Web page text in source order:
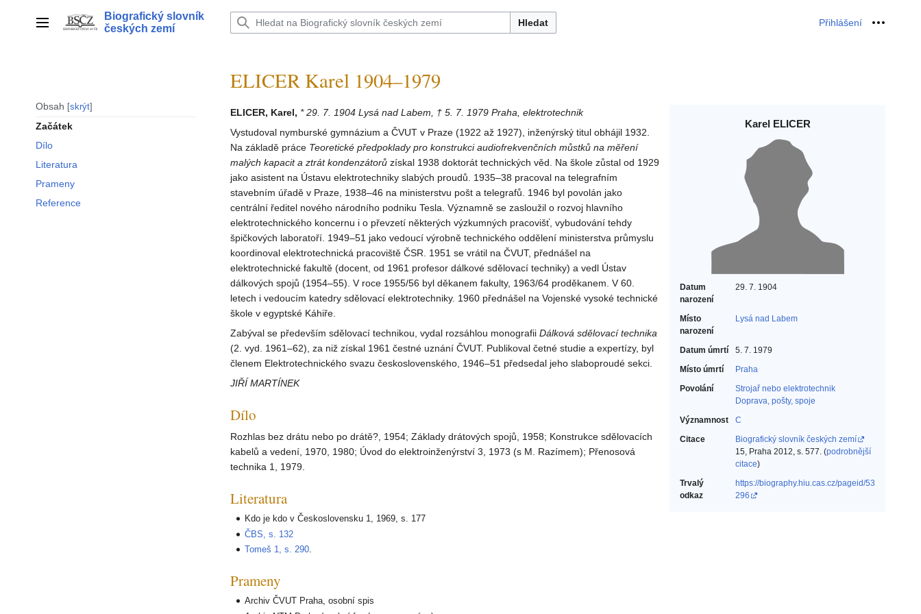
Hlavní menu
Biografický slovník
českých zemí
Hledat Přihlášení Osobní
Obsah skrýt
Začátek
Dílo
Literatura
Prameny
Reference
ELICER Karel 1904–1979
Karel ELICER
Datum
narození
29. 7. 1904
Místo
narození
Lysá nad Labem
Datum úmrtí
5. 7. 1979
Místo úmrtí
Praha
Povolání
Strojař nebo elektrotechnik‎
Doprava, pošty, spoje‎
Významnost
C
Citace
Biografický slovník českých zemí
15, Praha 2012, s. 577. (podrobnější
citace)
Trvalý
odkaz
https://biography.hiu.cas.cz/pageid/53
296
ELICER, Karel, * 29. 7. 1904 Lysá nad Labem, † 5. 7. 1979 Praha, elektrotechnik
Vystudoval nymburské gymnázium a ČVUT v Praze (1922 až 1927), inženýrský titul obhájil 1932.
Na základě práce Teoretické předpoklady pro konstrukci audiofrekvenčních můstků na měření
malých kapacit a ztrát kondenzátorů získal 1938 doktorát technických věd. Na škole zůstal od 1929
jako asistent na Ústavu elektrotechniky slabých proudů. 1935–38 pracoval na telegrafním
stavebním úřadě v Praze, 1938–46 na ministerstvu pošt a telegrafů. 1946 byl povolán jako
centrální ředitel nového národního podniku Tesla. Významně se zasloužil o rozvoj hlavního
elektrotechnického koncernu i o převzetí některých výzkumných pracovišť, vybudování tehdy
špičkových laboratoří. 1949–51 jako vedoucí výrobně technického oddělení ministerstva průmyslu
koordinoval elektrotechnická pracoviště ČSR. 1951 se vrátil na ČVUT, přednášel na
elektrotechnické fakultě (docent, od 1961 profesor dálkové sdělovací techniky) a vedl Ústav
dálkových spojů (1954–55). V roce 1955/56 byl děkanem fakulty, 1963/64 proděkanem. V 60.
letech i vedoucím katedry sdělovací elektrotechniky. 1960 přednášel na Vojenské vysoké technické
škole v egyptské Káhiře.
Zabýval se především sdělovací technikou, vydal rozsáhlou monografii Dálková sdělovací technika
(2. vyd. 1961–62), za niž získal 1961 čestné uznání ČVUT. Publikoval četné studie a expertízy, byl
členem Elektrotechnického svazu československého, 1946–51 předsedal jeho slaboproudé sekci.
JIŘÍ MARTÍNEK
Dílo
Rozhlas bez drátu nebo po drátě?, 1954; Základy drátových spojů, 1958; Konstrukce sdělovacích
kabelů a vedení, 1970, 1980; Úvod do elektroinženýrství 3, 1973 (s M. Razímem); Přenosová
technika 1, 1979.
Literatura
Kdo je kdo v Československu 1, 1969, s. 177
ČBS, s. 132
Tomeš 1, s. 290
Prameny
Archiv ČVUT Praha, osobní spis